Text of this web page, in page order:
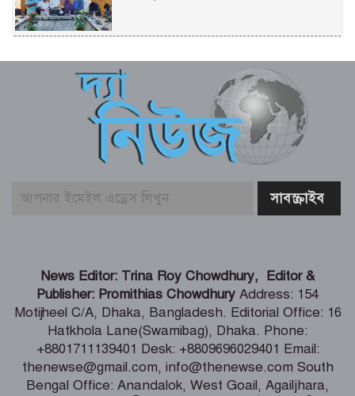
বৈঠক অনুষ্ঠিত
রিয়ার অ্যাডমিরাল মাহবুব আলী খানের
৪২তম শাহাদৎবার্ষিকী অনুষ্ঠিত
তনু হত্যা মামলায় সাবেক সেনাসদস্য
হাফিজুরের জামিন বাতিল, আত্মসমর্পণের
লিবিয়ায় মাফিয়ার নির্যাতনে মাদারীপুরের
যুবকের মৃত্যু
পাইকগাছায় ছাত্র ও দরিদ্র মানুষের মাঝে
সাইকেল, সেলাই মেশিন ও ভ্যান বিতরণ
News Editor: Trina Roy Chowdhury, Editor &
Publisher: Promithias Chowdhury Address: 154
Motijheel C/A, Dhaka, Bangladesh. Editorial Office: 16
Hatkhola Lane(Swamibag), Dhaka. Phone:
+8801711139401 Desk: +8809696029401 Email:
thenewse@gmail.com, info@thenewse.com South
Bengal Office: Anandalok, West Goail, Agailjhara,